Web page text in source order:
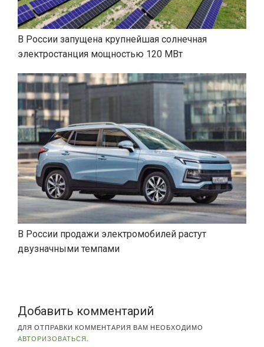
В России запущена крупнейшая солнечная
электростанция мощностью 120 МВт
В России продажи электромобилей растут
двузначными темпами
Добавить комментарий
ДЛЯ ОТПРАВКИ КОММЕНТАРИЯ ВАМ НЕОБХОДИМО
АВТОРИЗОВАТЬСЯ